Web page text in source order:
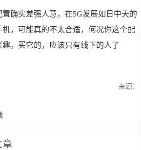
确实差强人意，在5G发展如日中天的
机，可能真的不太合适，何况你这个配
。买它的，应该只有线下的人了
来源：
章